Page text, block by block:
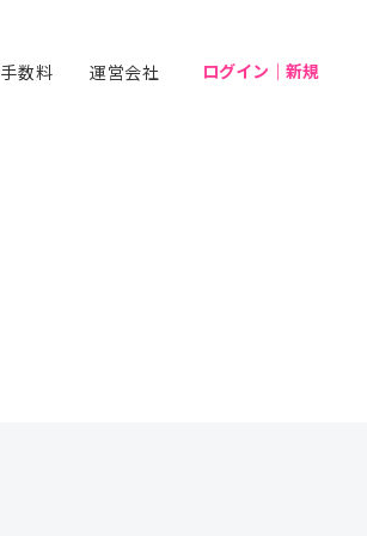
手数料 運営会社 ログイン｜新規